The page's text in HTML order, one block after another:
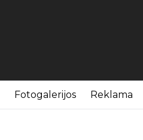
Fotogalerijos Reklama